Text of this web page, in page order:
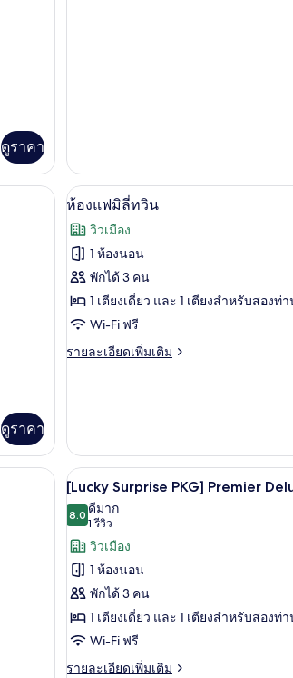
ดูราคา
านวมขนเป็ด, ตู้นิรภัยในห้องพัก, โต๊ะทำงาน, ผ้าม่านกันแส
ดูราคา
เปิด
ภาพถ่าย
ทั้งหมด
ของ
ห้อง
แฟ
มิ
ผ้านวม
8
ห้องแฟมิลี่ทวิน
วิวเมือง
1 ห้องนอน
พักได้ 3 คน
1 เตียงเดี่ยว และ 1 เตียงสำหรับสองท่
Wi-Fi ฟรี
รายละเอียดเพิ่มเติม
ราย
ห้อง
แฟ
มิ
ลี่
ทวิ
น
ห้องพัก, โต๊ะทำงาน, ผ้าม่านกันแสง
เปิด
ภาพถ่าย
ทั้งหมด
ของ
[Lucky
Surprise
PKG]
Premier
Deluxe
ผ้านวม
7
[Lucky Surprise PKG] Premier
8.08.0 จาก 10
ดีมาก
1 รีวิว
(1
รีวิว)
วิวเมือง
1 ห้องนอน
พักได้ 3 คน
1 เตียงเดี่ยว และ 1 เตียงสำหรับสองท่
Wi-Fi ฟรี
รายละเอียดเพิ่มเติม
ราย